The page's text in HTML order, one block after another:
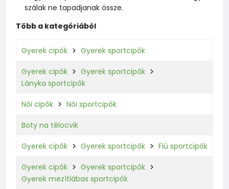
szálak ne tapadjanak össze.
Több a kategóriából
Gyerek cipők Gyerek sportcipők
Gyerek cipők
Gyerek sportcipők
Lányka sportcipők
Női cipők Női sportcipők
Boty na tělocvik
Gyerek cipők Gyerek sportcipők Fiú sportcipők
Gyerek cipők
Gyerek sportcipők
Gyerek mezítlábas sportcipők